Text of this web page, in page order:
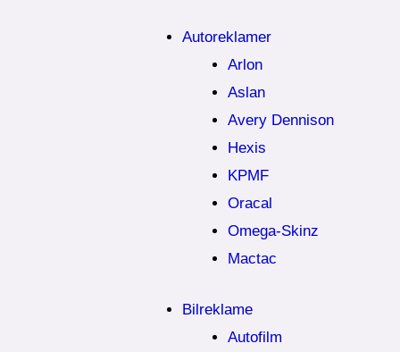
Autoreklamer
Arlon
Aslan
Avery Dennison
Hexis
KPMF
Oracal
Omega-Skinz
Mactac
Bilreklame
Autofilm